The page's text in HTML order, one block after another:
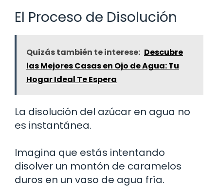
El Proceso de Disolución
Quizás también te interese: Descubre
las Mejores Casas en Ojo de Agua: Tu
Hogar Ideal Te Espera
La disolución del azúcar en agua no
es instantánea.
Imagina que estás intentando
disolver un montón de caramelos
duros en un vaso de agua fría.